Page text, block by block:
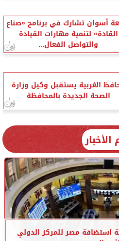
أسوان تشارك في برنامج «صناع
القادة» لتنمية مهارات القيادة
والتواصل الفعال...
الغربية يستقبل وكيل وزارة
الصحة الجديدة بالمحافظة
استضافة مصر للمركز الدولي